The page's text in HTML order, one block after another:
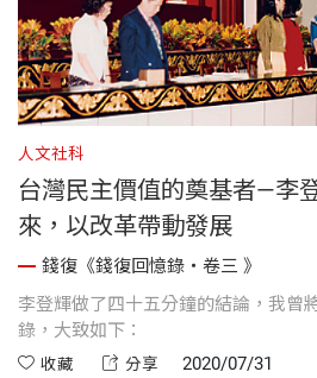
人文社科
台灣民主價值的奠基者—李
來，以改革帶動發展
錢復《錢復回憶錄・卷三 》
李登輝做了四十五分鐘的結論，我曾
錄，大致如下：
收藏 分享 2020/07/31